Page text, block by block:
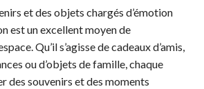
et des objets chargés d’émotion
est un excellent moyen de
Qu’il s’agisse de cadeaux d’amis,
ou d’objets de famille, chaque
des souvenirs et des moments